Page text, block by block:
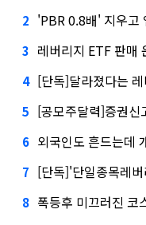
2 'PBR 0.8배' 지우고 업종
3 레버리지 ETF 판매 운용사
4 [단독]달라졌다는 레버
5 [공모주달력]증권신고
6 외국인도 흔드는데 개
7 [단독]'단일종목레버리지'
8 폭등후 미끄러진